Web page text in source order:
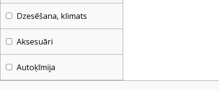
Dzesēšana, klimats
Aksesuāri
Autoķīmija